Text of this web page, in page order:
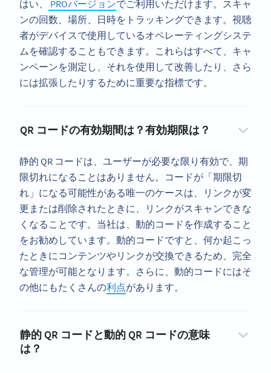
はい、 PROバージョンでご利用いただけます。スキャ
ンの回数、場所、日時をトラッキングできます。視聴
者がデバイスで使用しているオペレーティングシステ
ムを確認することもできます。これらはすべて、キャ
ンペーンを測定し、それを使用して改善したり、さら
には拡張したりするために重要な指標です。
QR コードの有効期間は？有効期限は？
静的 QR コードは、ユーザーが必要な限り有効で、期
限切れになることはありません。コードが「期限切
れ」になる可能性がある唯一のケースは、リンクが変
更または削除されたときに、リンクがスキャンできな
くなることです。当社は、動的コードを作成すること
をお勧めしています。動的コードですと、何か起こっ
たときにコンテンツやリンクが交換できるため、完全
な管理が可能となります。さらに、動的コードにはそ
の他にもたくさんの利点があります。
静的 QR コードと動的 QR コードの意味
は？